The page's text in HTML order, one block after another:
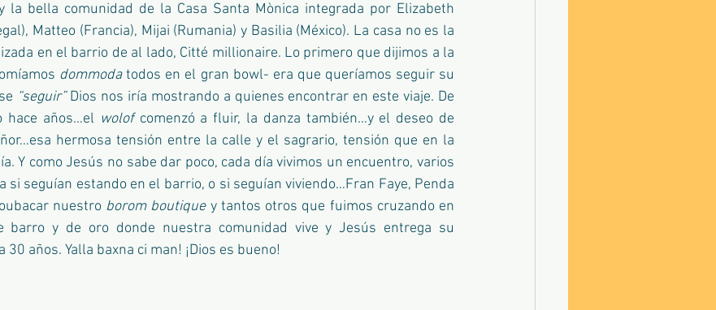
la bella comunidad de la Casa Santa Mònica integrada por Elizabeth
Matteo (Francia), Mijai (Rumania) y Basilia (México). La casa no es la
en el barrio de al lado, Citté millionaire. Lo primero que dijimos a la
dommoda todos en el gran bowl- era que queríamos seguir su
“seguir” Dios nos iría mostrando a quienes encontrar en este viaje. De
hace años…el wolof comenzó a fluir, la danza también…y el deseo de
hermosa tensión entre la calle y el sagrario, tensión que en la
Y como Jesús no sabe dar poco, cada día vivimos un encuentro, varios
si seguían estando en el barrio, o si seguían viviendo…Fran Faye, Penda
nuestro borom boutique y tantos otros que fuimos cruzando en
barro y de oro donde nuestra comunidad vive y Jesús entrega su
30 años. Yalla baxna ci man! ¡Dios es bueno!